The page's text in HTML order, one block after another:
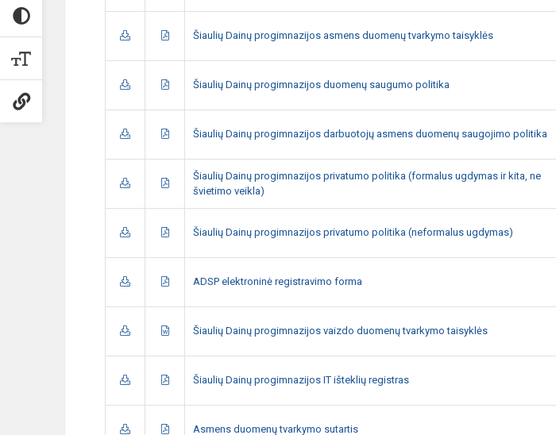
Šiaulių Dainų progimnazijos asmens duomenų tvarkymo taisyklės
Šiaulių Dainų progimnazijos duomenų saugumo politika
Šiaulių Dainų progimnazijos darbuotojų asmens duomenų saugojimo politika
Šiaulių Dainų progimnazijos privatumo politika (formalus ugdymas ir kita, ne
švietimo veikla)
Šiaulių Dainų progimnazijos privatumo politika (neformalus ugdymas)
ADSP elektroninė registravimo forma
Šiaulių Dainų progimnazijos vaizdo duomenų tvarkymo taisyklės
Šiaulių Dainų progimnazijos IT išteklių registras
Asmens duomenų tvarkymo sutartis